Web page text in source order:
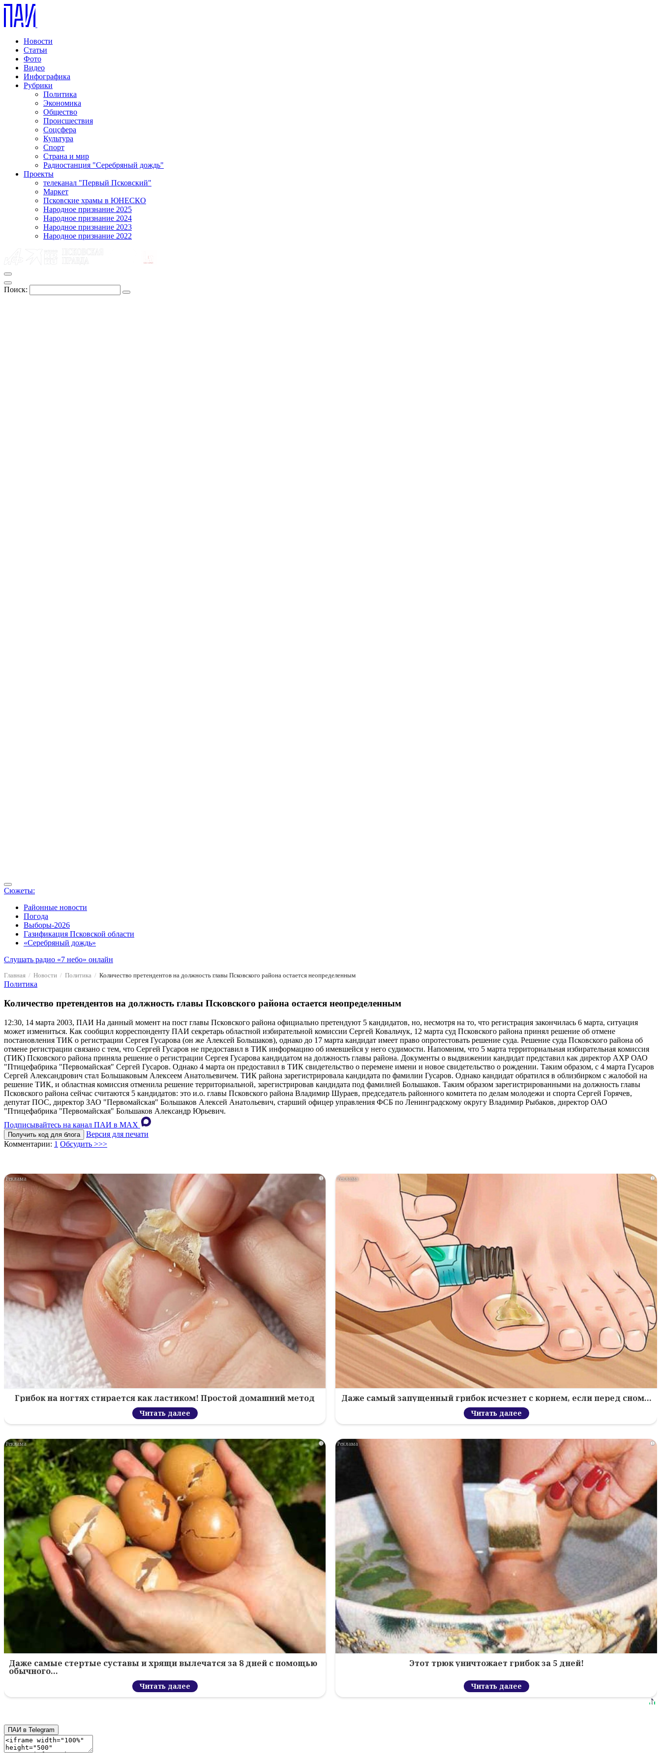
Новости
Статьи
Фото
Видео
Инфографика
Рубрики
Политика
Экономика
Общество
Происшествия
Соцсфера
Культура
Спорт
Страна и мир
Радиостанция "Серебряный дождь"
Проекты
телеканал "Первый Псковский"
Маркет
Псковские храмы в ЮНЕСКО
Народное признание 2025
Народное признание 2024
Народное признание 2023
Народное признание 2022
Поиск:
Сюжеты:
Районные новости
Погода
Выборы-2026
Газификация Псковской области
«Серебряный дождь»
Слушать радио «7 небо» онлайн
Главная Новости Политика Количество претендентов на должность главы Псковского района остается неопределенным
Политика
Количество претендентов на должность главы Псковского района остается неопределенным
12:30, 14 марта 2003, ПАИ На данный момент на пост главы Псковского района официально претендуют 5 кандидатов, но, несмотря на то, что регистрация закончилась 6 марта, ситуация
может измениться. Как сообщил корреспонденту ПАИ секретарь областной избирательной комиссии Сергей Ковальчук, 12 марта суд Псковского района принял решение об отмене
постановления ТИК о регистрации Сергея Гусарова (он же Алексей Большаков), однако до 17 марта кандидат имеет право опротестовать решение суда. Решение суда Псковского района об
отмене регистрации связано с тем, что Сергей Гусаров не предоставил в ТИК информацию об имевшейся у него судимости. Напомним, что 5 марта территориальная избирательная комиссия
(ТИК) Псковского района приняла решение о регистрации Сергея Гусарова кандидатом на должность главы района. Документы о выдвижении кандидат представил как директор АХР ОАО
"Птицефабрика "Первомайская" Сергей Гусаров. Однако 4 марта он предоставил в ТИК свидетельство о перемене имени и новое свидетельство о рождении. Таким образом, с 4 марта Гусаров
Сергей Александрович стал Большаковым Алексеем Анатольевичем. ТИК района зарегистрировала кандидата по фамилии Гусаров. Однако кандидат обратился в облизбирком с жалобой на
решение ТИК, и областная комиссия отменила решение территориальной, зарегистрировав кандидата под фамилией Большаков. Таким образом зарегистрированными на должность главы
Псковского района сейчас считаются 5 кандидатов: это и.о. главы Псковского района Владимир Шураев, председатель районного комитета по делам молодежи и спорта Сергей Горячев,
депутат ПОС, директор ЗАО "Первомайская" Большаков Алексей Анатольевич, старший офицер управления ФСБ по Ленинградскому округу Владимир Рыбаков, директор ОАО
"Птицефабрика "Первомайская" Большаков Александр Юрьевич.
Подписывайтесь на канал ПАИ в MAХ
Получить код для блога
Версия для печати
Комментарии: 1 Обсудить >>>
i
Грибок на ногтях стирается как ластиком! Простой домашний метод
Читать далее
i
Даже самый запущенный грибок исчезнет с корнем, если перед сном…
Читать далее
i
Даже самые стертые суставы и хрящи вылечатся за 8 дней с помощью
обычного…
Читать далее
i
Этот трюк уничтожает грибок за 5 дней!
Читать далее
ПАИ в Telegram